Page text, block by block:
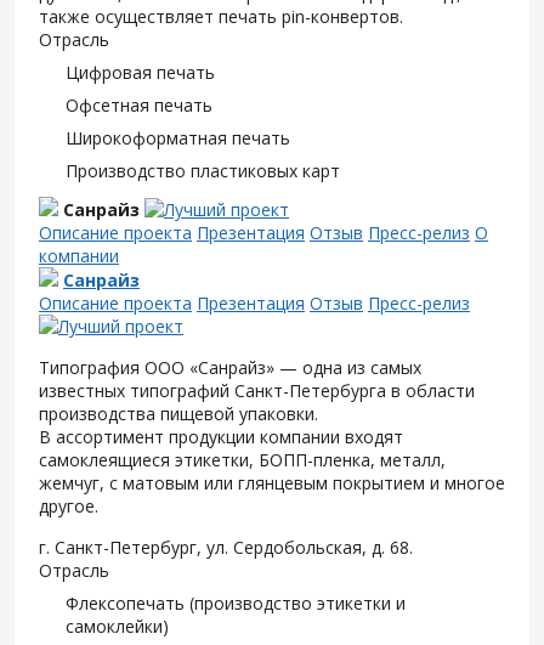
также осуществляет печать pin-конвертов.
Отрасль
Цифровая печать
Офсетная печать
Широкоформатная печать
Производство пластиковых карт
Санрайз
Описание проекта Презентация Отзыв Пресс-релиз О
компании
Санрайз
Описание проекта Презентация Отзыв Пресс-релиз
Типография ООО «Санрайз» — одна из самых
известных типографий Санкт-Петербурга в области
производства пищевой упаковки.
В ассортимент продукции компании входят
самоклеящиеся этикетки, БОПП-пленка, металл,
жемчуг, с матовым или глянцевым покрытием и многое
другое.
г. Санкт-Петербург, ул. Сердобольская, д. 68.
Отрасль
Флексопечать (производство этикетки и
самоклейки)